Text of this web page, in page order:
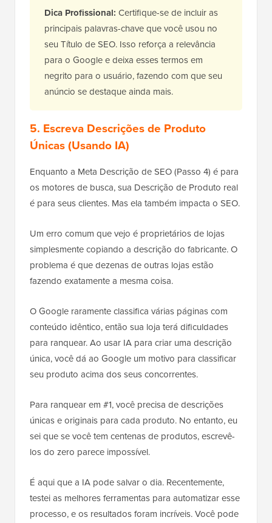
Dica Profissional: Certifique-se de incluir as
principais palavras-chave que você usou no
seu Título de SEO. Isso reforça a relevância
para o Google e deixa esses termos em
negrito para o usuário, fazendo com que seu
anúncio se destaque ainda mais.
5. Escreva Descrições de Produto
Únicas (Usando IA)
Enquanto a Meta Descrição de SEO (Passo 4) é para
os motores de busca, sua Descrição de Produto real
é para seus clientes. Mas ela também impacta o SEO.
Um erro comum que vejo é proprietários de lojas
simplesmente copiando a descrição do fabricante. O
problema é que dezenas de outras lojas estão
fazendo exatamente a mesma coisa.
O Google raramente classifica várias páginas com
conteúdo idêntico, então sua loja terá dificuldades
para ranquear. Ao usar IA para criar uma descrição
única, você dá ao Google um motivo para classificar
seu produto acima dos seus concorrentes.
Para ranquear em #1, você precisa de descrições
únicas e originais para cada produto. No entanto, eu
sei que se você tem centenas de produtos, escrevê-
los do zero parece impossível.
É aqui que a IA pode salvar o dia. Recentemente,
testei as melhores ferramentas para automatizar esse
processo, e os resultados foram incríveis. Você pode